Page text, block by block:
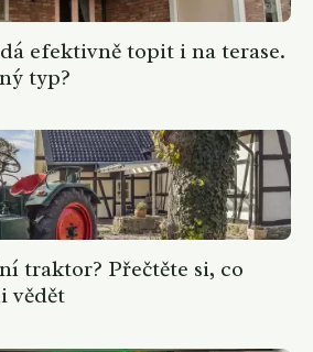
efektivně topit i na terase.
typ?
traktor? Přečtěte si, co
vědět